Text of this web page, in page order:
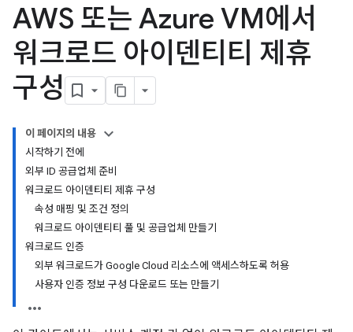
AWS 또는 Azure VM에서
워크로드 아이덴티티 제휴
구성
이 페이지의 내용
시작하기 전에
외부 ID 공급업체 준비
워크로드 아이덴티티 제휴 구성
속성 매핑 및 조건 정의
워크로드 아이덴티티 풀 및 공급업체 만들기
워크로드 인증
외부 워크로드가 Google Cloud 리소스에 액세스하도록 허용
사용자 인증 정보 구성 다운로드 또는 만들기